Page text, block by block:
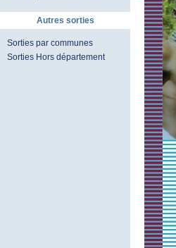
Autres sorties
Sorties par communes
Sorties Hors département